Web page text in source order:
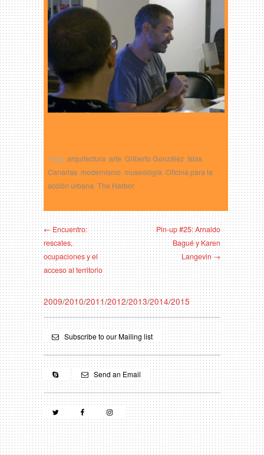
Tags:arquitectura,arte,Gilberto González, Islas
Canarias, modernismo, museología,Oficina para la
acción urbana,The Harbor
← Encuentro:
rescates,
ocupaciones y el
acceso al territorio
Pin-up #25: Arnaldo
Bagué y Karen
Langevin →
2009/2010/2011/2012/2013/2014/2015
Subscribe to our Mailing list
Send an Email